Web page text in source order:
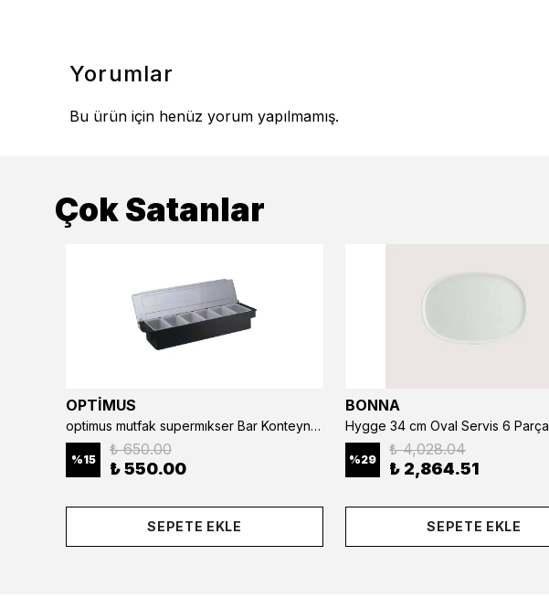
Yorumlar
Bu ürün için henüz yorum yapılmamış.
Çok Satanlar
OPTİMUS
optimus mutfak supermıkser Bar Konteyner 6'lı 50×16×9 cm Kapaklı Polikarbon Organizer Bar & Kafe
%15
₺ 650.00
₺ 550.00
SEPETE EKLE
BONNA
Hygge 34 cm Oval Servis 6 Parça
%29
₺ 4,028.04
₺ 2,864.51
SEPETE EKLE